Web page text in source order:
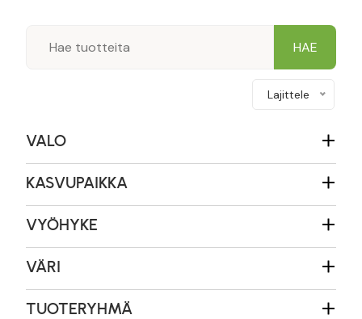
Lajittele
VALO
KASVUPAIKKA
VYÖHYKE
VÄRI
TUOTERYHMÄ